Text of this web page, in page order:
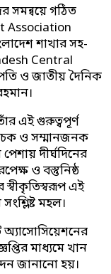
সমন্বয়ে গঠিত
Association
শাখার সহ-
Central
ও জাতীয় দৈনিক
এই গুরুত্বপূর্ণ
ও সম্মানজনক
দীর্ঘদিনের
ও বস্তুনিষ্ঠ
স্বীকৃতিস্বরূপ এই
মহল।
অ্যাসোসিয়েশনের
মাধ্যমে খান
জানানো হয়।